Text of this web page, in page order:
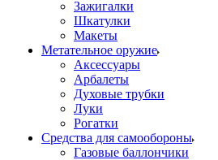
Зажигалки
Шкатулки
Макеты
Метательное оружие
Аксессуары
Арбалеты
Духовые трубки
Луки
Рогатки
Средства для самообороны
Газовые баллончики